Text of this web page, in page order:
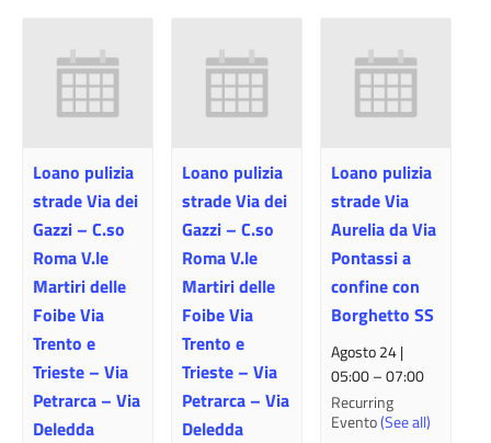
Loano pulizia
strade Via dei
Gazzi – C.so
Roma V.le
Martiri delle
Foibe Via
Trento e
Trieste – Via
Petrarca – Via
Deledda
Loano pulizia
strade Via dei
Gazzi – C.so
Roma V.le
Martiri delle
Foibe Via
Trento e
Trieste – Via
Petrarca – Via
Deledda
Loano pulizia
strade Via
Aurelia da Via
Pontassi a
confine con
Borghetto SS
Agosto 24 |
05:00–07:00
Recurring
Evento(See all)